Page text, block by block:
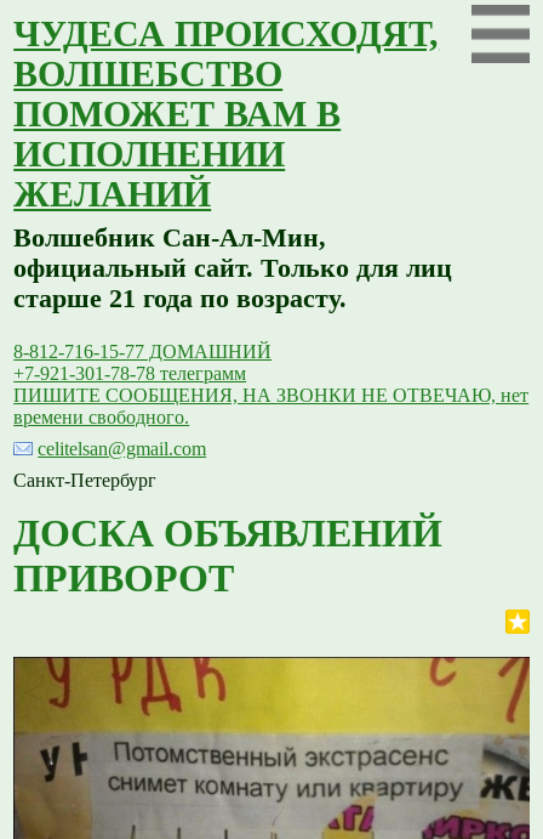
ЧУДЕСА ПРОИСХОДЯТ,
ВОЛШЕБСТВО
ПОМОЖЕТ ВАМ В
ИСПОЛНЕНИИ
ЖЕЛАНИЙ
Волшебник Сан-Ал-Мин,
официальный сайт. Только для лиц
старше 21 года по возрасту.
8-812-716-15-77 ДОМАШНИЙ
+7-921-301-78-78 телеграмм
ПИШИТЕ СООБЩЕНИЯ, НА ЗВОНКИ НЕ ОТВЕЧАЮ, нет
времени свободного.
celitelsan@gmail.com
Санкт-Петербург
ДОСКА ОБЪЯВЛЕНИЙ
ПРИВОРОТ